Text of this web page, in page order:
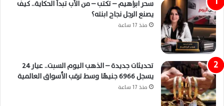
سحر ابراهيم – تكتب – من الأب تبدأ الحكاية.. كيف
يصنع الرجل نجاح ابنته؟
منذ 17 ساعة
تحديثات جديدة – الذهب اليوم السبت.. عيار 24
يسجل 6966 جنيهًا وسط ترقب الأسواق العالمية
منذ 17 ساعة